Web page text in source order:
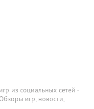
из социальных сетей -
игр, новости,